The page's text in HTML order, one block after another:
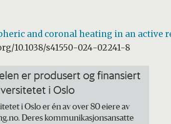
and coronal heating in an active
10.1038/s41550-024-02241-8
er produsert og finansiert
i Oslo
i Oslo er én av over 80 eiere av
Deres kommunikasjonsansatte